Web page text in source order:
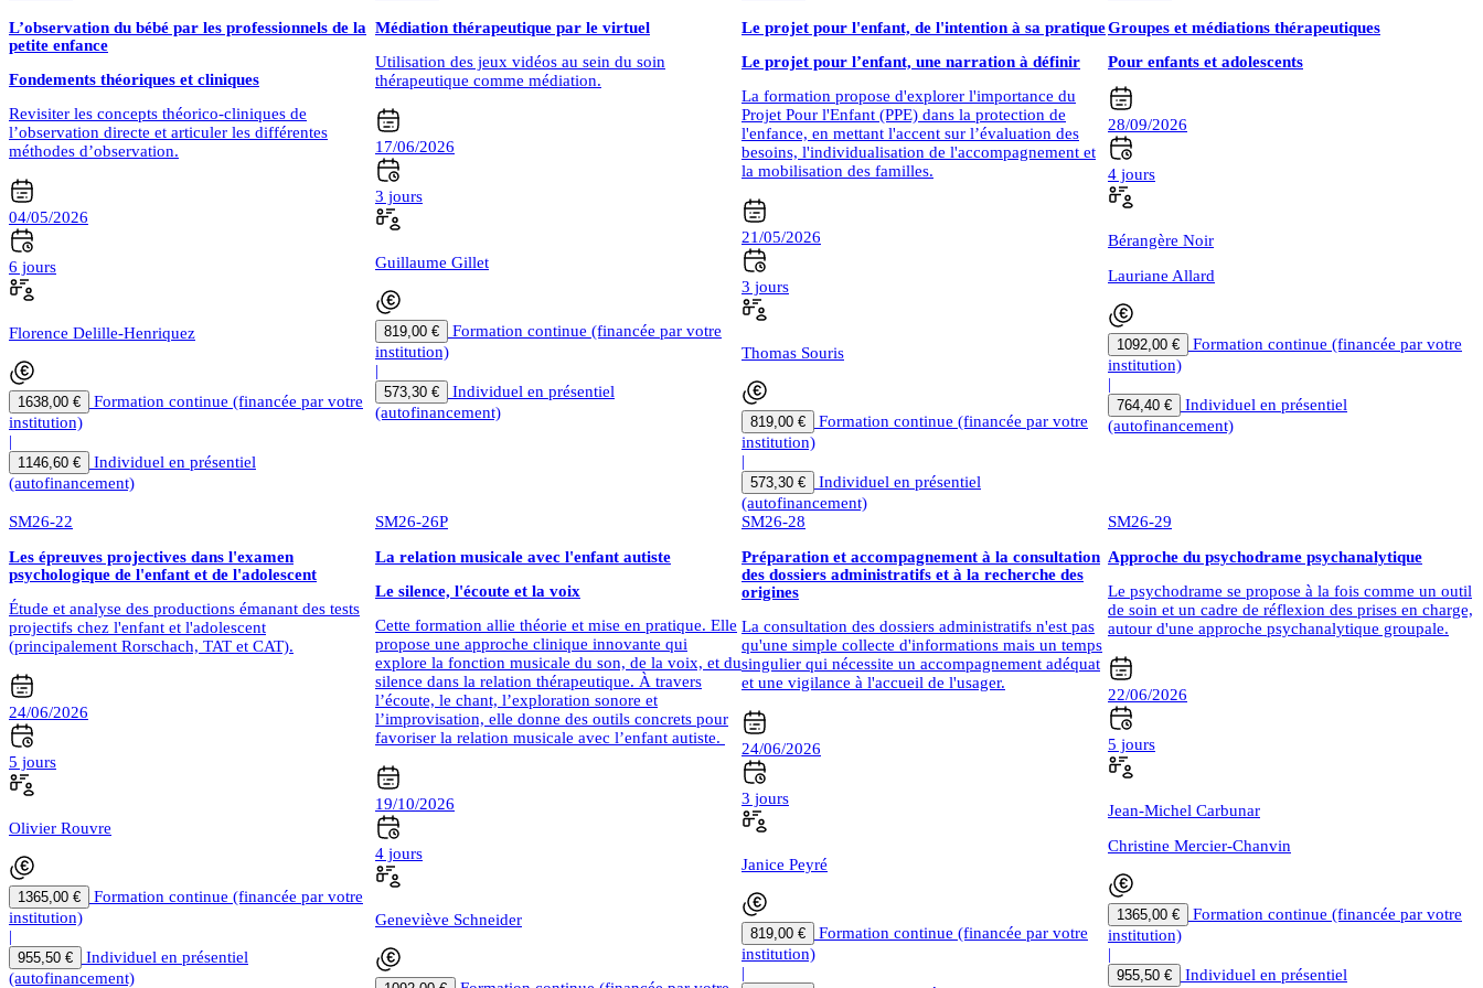
L’observation du bébé par les professionnels de la
petite enfance
Fondements théoriques et cliniques
Revisiter les concepts théorico-cliniques de
l’observation directe et articuler les différentes
méthodes d’observation.
04/05/2026
6 jours
Florence Delille-Henriquez
1638,00 €
Formation continue (financée par votre
institution)
|
1146,60 €
Individuel en présentiel
(autofinancement)
Médiation thérapeutique par le virtuel
Utilisation des jeux vidéos au sein du soin
thérapeutique comme médiation.
17/06/2026
3 jours
Guillaume Gillet
819,00 €
Formation continue (financée par votre
institution)
|
573,30 €
Individuel en présentiel
(autofinancement)
Le projet pour l'enfant, de l'intention à sa pratique
Le projet pour l’enfant, une narration à définir
La formation propose d'explorer l'importance du
Projet Pour l'Enfant (PPE) dans la protection de
l'enfance, en mettant l'accent sur l’évaluation des
besoins, l'individualisation de l'accompagnement et
la mobilisation des familles.
21/05/2026
3 jours
Thomas Souris
819,00 €
Formation continue (financée par votre
institution)
|
573,30 €
Individuel en présentiel
(autofinancement)
Groupes et médiations thérapeutiques
Pour enfants et adolescents
28/09/2026
4 jours
Bérangère Noir
Lauriane Allard
1092,00 €
Formation continue (financée par votre
institution)
|
764,40 €
Individuel en présentiel
(autofinancement)
SM26-22
Les épreuves projectives dans l'examen
psychologique de l'enfant et de l'adolescent
Étude et analyse des productions émanant des tests
projectifs chez l'enfant et l'adolescent
(principalement Rorschach, TAT et CAT).
24/06/2026
5 jours
Olivier Rouvre
1365,00 €
Formation continue (financée par votre
institution)
|
955,50 €
Individuel en présentiel
(autofinancement)
SM26-26P
La relation musicale avec l'enfant autiste
Le silence, l'écoute et la voix
Cette formation allie théorie et mise en pratique. Elle
propose une approche clinique innovante qui
explore la fonction musicale du son, de la voix, et du
silence dans la relation thérapeutique. À travers
l’écoute, le chant, l’exploration sonore et
l’improvisation, elle donne des outils concrets pour
favoriser la relation musicale avec l’enfant autiste.
19/10/2026
4 jours
Geneviève Schneider
SM26-28
Préparation et accompagnement à la consultation
des dossiers administratifs et à la recherche des
origines
La consultation des dossiers administratifs n'est pas
qu'une simple collecte d'informations mais un temps
singulier qui nécessite un accompagnement adéquat
et une vigilance à l'accueil de l'usager.
24/06/2026
3 jours
Janice Peyré
819,00 €
Formation continue (financée par votre
institution)
|
SM26-29
Approche du psychodrame psychanalytique
Le psychodrame se propose à la fois comme un outil
de soin et un cadre de réflexion des prises en charge,
autour d'une approche psychanalytique groupale.
22/06/2026
5 jours
Jean-Michel Carbunar
Christine Mercier-Chanvin
1365,00 €
Formation continue (financée par votre
institution)
|
955,50 €
Individuel en présentiel